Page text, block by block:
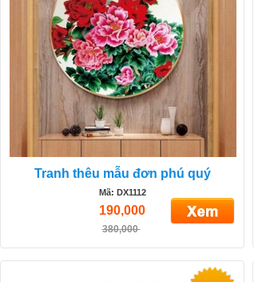
Tranh thêu mẫu đơn phú quý
Mã: DX1112
190,000
380,000